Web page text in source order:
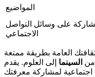
المواضيع
على وسائل التواصل
الاجتماعي
العامة بطريقة ممتعة
من السينما إلى العلوم. يقدم